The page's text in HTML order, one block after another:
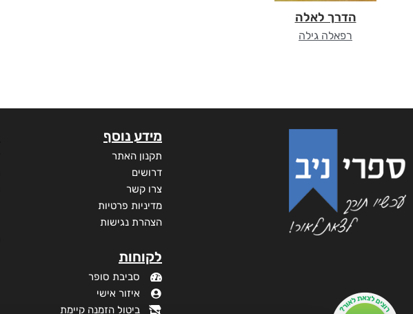
הדרך לאלה
רפאלה גילה
מידע נוסף
תקנון האתר
דרושים
צרו קשר
מדיניות פרטיות
הצהרת נגישות
לקוחות
סביבת סופר
איזור אישי
ביטול הזמנה קיימת